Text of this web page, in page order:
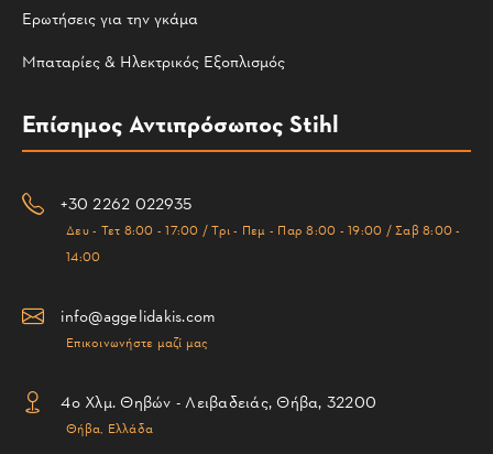
Ερωτήσεις για την γκάμα
Μπαταρίες & Ηλεκτρικός Εξοπλισμός
Επίσημος Αντιπρόσωπος Stihl
+30 2262 022935
Δευ - Τετ 8:00 - 17:00 / Τρι - Πεμ - Παρ 8:00 - 19:00 / Σαβ 8:00 -
14:00
info@aggelidakis.com
Επικοινωνήστε μαζί μας
4ο Χλμ. Θηβών - Λειβαδειάς, Θήβα, 32200
Θήβα, Ελλάδα